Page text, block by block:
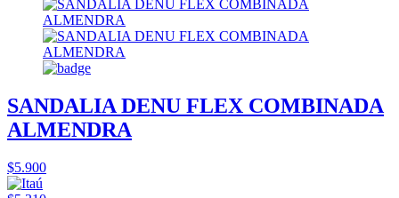
SANDALIA DENU FLEX COMBINADA
ALMENDRA
$5.900